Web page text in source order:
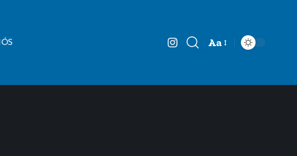
Font
Aa